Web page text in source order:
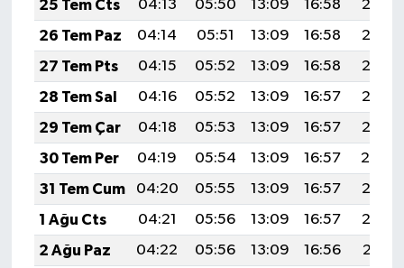
25 Tem Cts
04:13 05:50 13:09 16:58
20:18
26 Tem Paz
04:14 05:51 13:09 16:58
20:17
27 Tem Pts
04:15 05:52 13:09 16:58
20:16
28 Tem Sal
04:16 05:52 13:09 16:57
20:15
29 Tem Çar
04:18 05:53 13:09 16:57
20:15
30 Tem Per
04:19 05:54 13:09 16:57
20:14
31 Tem Cum
04:20 05:55 13:09 16:57
20:13
1 Ağu Cts
04:21 05:56 13:09 16:57
20:12
2 Ağu Paz
04:22 05:56 13:09 16:56
20:11